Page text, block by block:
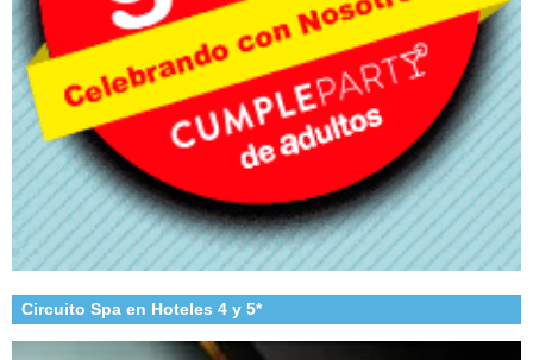
Circuito Spa en Hoteles 4 y 5*